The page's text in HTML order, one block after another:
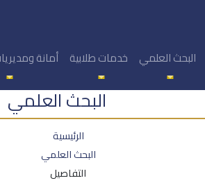
البحث العلمي خدمات طلابية أمانة
البحث العلمي
الرئيسية
البحث العلمي
التفاصيل